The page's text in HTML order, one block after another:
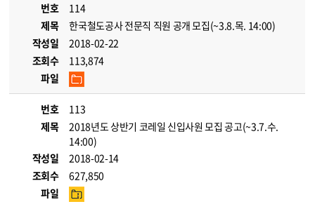
번호
114
제목
한국철도공사 전문직 직원 공개 모집(~3.8.목. 14:00)
작성일
2018-02-22
조회수
113,874
파일
번호
113
제목
2018년도 상반기 코레일 신입사원 모집 공고(~3.7.수.
14:00)
작성일
2018-02-14
조회수
627,850
파일